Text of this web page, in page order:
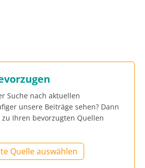
Suche nach aktuellen
unsere Beiträge sehen? Dann
Ihren bevorzugten Quellen
Quelle auswählen